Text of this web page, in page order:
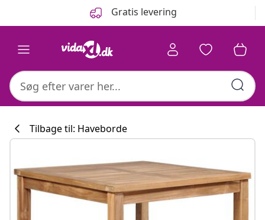
Gratis levering
Tilbage til: Haveborde